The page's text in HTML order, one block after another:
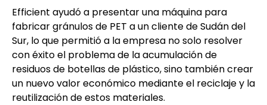
Efficient ayudó a presentar una máquina para
fabricar gránulos de PET a un cliente de Sudán del
Sur, lo que permitió a la empresa no solo resolver
con éxito el problema de la acumulación de
residuos de botellas de plástico, sino también crear
un nuevo valor económico mediante el reciclaje y la
reutilización de estos materiales.